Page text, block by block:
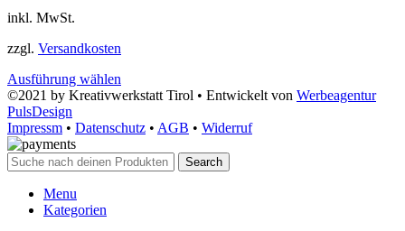
inkl. MwSt.
zzgl. Versandkosten
Ausführung wählen
©2021 by Kreativwerkstatt Tirol • Entwickelt von Werbeagentur
PulsDesign
Impressm • Datenschutz • AGB • Widerruf
Search
Menu
Kategorien